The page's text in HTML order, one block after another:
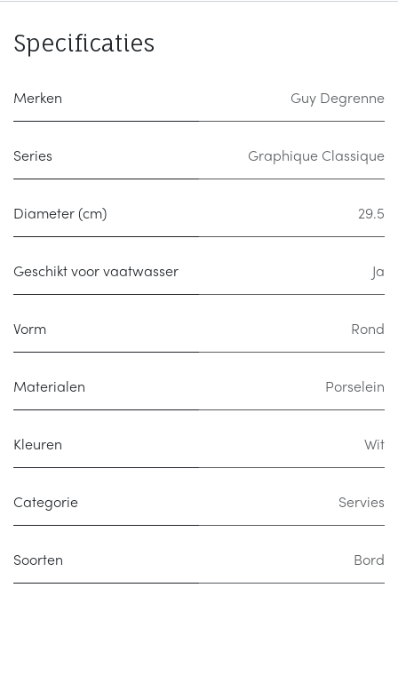
Specificaties
Merken Guy Degrenne
Series Graphique Classique
Diameter (cm) 29.5
Geschikt voor vaatwasser Ja
Vorm Rond
Materialen Porselein
Kleuren Wit
Categorie Servies
Soorten Bord